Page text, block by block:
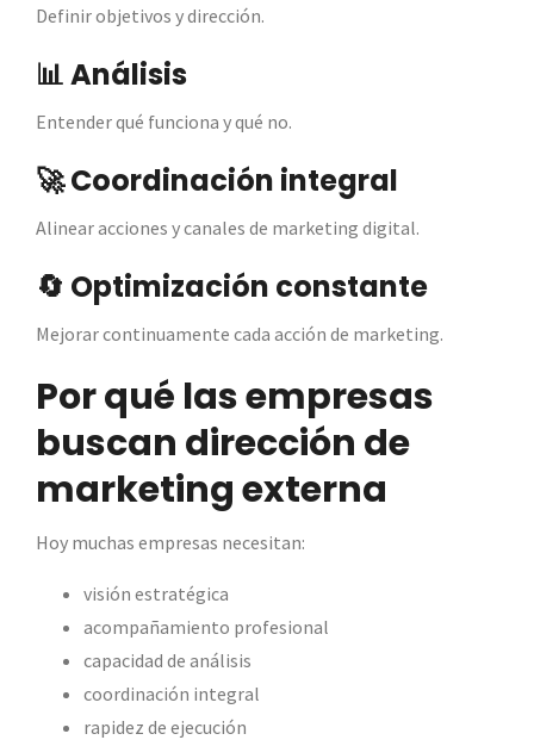
Definir objetivos y dirección.
📊 Análisis
Entender qué funciona y qué no.
🚀 Coordinación integral
Alinear acciones y canales de marketing digital.
🔄 Optimización constante
Mejorar continuamente cada acción de marketing.
Por qué las empresas
buscan dirección de
marketing externa
Hoy muchas empresas necesitan:
visión estratégica
acompañamiento profesional
capacidad de análisis
coordinación integral
rapidez de ejecución